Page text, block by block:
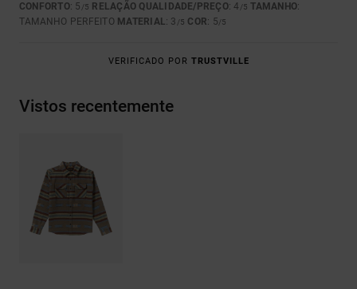
CONFORTO: 5 /5 RELAÇÃO QUALIDADE/PREÇO: 4 /5 TAMANHO:
TAMANHO PERFEITO MATERIAL: 3 /5 COR: 5/5
VERIFICADO POR TRUSTVILLE
Vistos recentemente